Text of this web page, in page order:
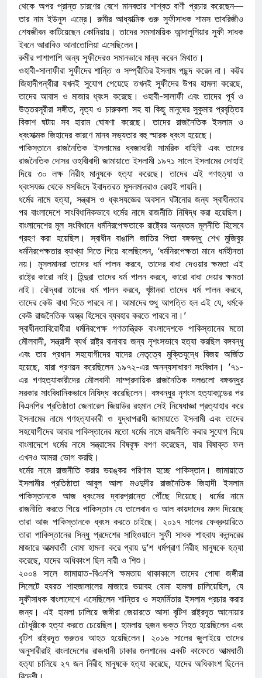
থেকে অপর প্রান্ত চারণের বেশে মানবতার শাশ্বত বাণী প্রচার করেছেন—
তার নাম ইউনুস এম্রে। রুমীর আধ্যাত্মিক গুরু সুফীসাধক শামস তাবরিজীও
শেষজীবন কাটিয়েছেন কোনিয়ায়। তাদের সমসাময়িক আন্দালুশিয়ার সুফী সাধক
ইবনে আরাবিও আনাতোলিয়া এসেছিলেন।
রুমীর পাশাপাশি অন্য সুফীদেরও সমানভাবে মান্য করেন মিথাত।
ওহাবী-সালাফীরা সুফীদের শান্তি ও সম্প্রীতির ইসলাম পছন্দ করেন না। কট্টর
জিহাদীপন্থীরা যখনই সুযোগ পেয়েছে তখনই সুফীদের উপর হামলা করেছে,
তাদের আবাস ও মাজার ধ্বংস করেছে। ওহাবী-সালাফী এবং তাদের পূর্ব ও
উত্তরসূরীরা সঙ্গীত, নৃত্য ও চারুকলা সহ যা কিছু মানুষের সুকুমার প্রবৃত্তির
বিকাশ ঘটায় সব হারাম ঘোষণা করেছে। তাদের রাজনৈতিক ইসলাম ও
ধ্বংসাত্মক জিহাদের কারণে মানব সভ্যতার বহু স্মারক ধ্বংস হয়েছে।
পাকিস্তানে রাজনৈতিক ইসলামের ধ্বজাধারী সামরিক বাহিনী এবং তাদের
রাজনৈতিক দোসর ওহাবীবাদী জামায়াতে ইসলামী ১৯৭১ সালে ইসলামের দোহাই
দিয়ে ৩০ লক্ষ নিরীহ মানুষকে হত্যা করেছে। তাদের এই গণহত্যা ও
ধ্বংসযজ্ঞ থেকে মসজিদে ইবাদতরত মুসলমানরাও রেহাই পায়নি।
ধর্মের নামে হত্যা, সন্ত্রাস ও ধ্বংসযজ্ঞের অবসান ঘটানোর জন্য স্বাধীনতার
পর বাংলাদেশে সাংবিধানিকভাবে ধর্মের নামে রাজনীতি নিষিদ্ধ করা হয়েছিল।
বাংলাদেশের মূল সংবিধানে ধর্মনিরপেক্ষতাকে রাষ্ট্রের অন্যতম মূলনীতি হিসেবে
গ্রহণ করা হয়েছিল। স্বাধীন বাঙালি জাতির পিতা বঙ্গবন্ধু শেখ মুজিবুর
ধর্মনিরপেক্ষতার ব্যাখ্যা দিতে গিয়ে বলেছিলেন, ‘ধর্মনিরপেক্ষতা মানে ধর্মহীনতা
নয়। মুসলমানরা তাদের ধর্ম পালন করবে, তাদের বাধা দেওয়ার ক্ষমতা এই
রাষ্ট্রে কারো নাই। হিন্দুরা তাদের ধর্ম পালন করবে, কারো বাধা দেয়ার ক্ষমতা
নাই। বৌদ্ধরা তাদের ধর্ম পালন করবে, খৃষ্টানরা তাদের ধর্ম পালন করবে,
তাদের কেউ বাধা দিতে পারবে না। আমাদের শুধু আপত্তি হল এই যে, ধর্মকে
কেউ রাজনৈতিক অস্ত্র হিসেবে ব্যবহার করতে পারবে না।’
স্বাধীনতাবিরোধীরা ধর্মনিরপেক্ষ গণতান্ত্রিক বাংলাদেশকে পাকিস্তানের মতো
মৌলবাদী, সন্ত্রাসী ব্যর্থ রাষ্ট্র বানাবার জন্য নৃশংসভাবে হত্যা করছিল বঙ্গবন্ধু
এবং তার প্রধান সহযোগীদের যাদের নেতৃত্বে মুক্তিযুদ্ধে বিজয় অর্জিত
হয়েছে, যারা প্রণয়ন করেছিলেন ১৯৭২-এর অনন্যসাধারণ সংবিধান। ’৭১-
এর গণহত্যাকারীদের মৌলবাদী সাম্প্রদায়িক রাজনৈতিক দলগুলো বঙ্গবন্ধুর
সরকার সাংবিধানিকভাবে নিষিদ্ধ করেছিলেন। বঙ্গবন্ধুর নৃশংস হত্যাকান্ডের পর
বিএনপির প্রতিষ্ঠাতা জেনারেল জিয়াউর রহমান সেই নিষেধাজ্ঞা প্রত্যাহার করে
ইসলামের নামে গণহত্যাকারী ও যুদ্ধাপরাধী জামায়াতে ইসলামী এবং তাদের
সহযোগীদের আবার পাকিস্তানের মতো ধর্মের নামে রাজনীতি করার সুযোগ দিয়ে
বাংলাদেশে ধর্মের নামে সন্ত্রাসের বিষবৃক্ষ বপণ করেছেন, যার বিষাক্ত ফল
এখনও আমরা ভোগ করছি।
ধর্মের নামে রাজনীতি করার ভয়ঙ্কর পরিণাম হচ্ছে পাকিস্তান। জামায়াতে
ইসলামীর প্রতিষ্ঠাতা আবুল আলা মওদুদীর রাজনৈতিক জিহাদী ইসলাম
পাকিস্তানকে আজ ধ্বংসের দ্বারপ্রান্তে পৌঁছে দিয়েছে। ধর্মের নামে
রাজনীতি করতে গিয়ে পাকিস্তান যে তালেবান ও আল কায়দাদের মদদ দিয়েছে
তারা আজ পাকিস্তানকে ধ্বংস করতে চাইছে। ২০১৭ সালের ফেব্রুয়ারিতে
তারা পাকিস্তানের সিন্ধু প্রদেশের সাহিওয়ালে সুফী সাধক শাহবায কলন্দরের
মাজারে আত্মঘাতী বোমা হামলা করে প্রায় দু’শ ধর্মপ্রাণ নিরীহ মানুষকে হত্যা
করেছে, যাদের অধিকাংশ ছিল নারী ও শিশু।
২০০৪ সালে জামায়াত-বিএনপি ক্ষমতায় থাকাকালে তাদের পোষা জঙ্গীরা
সিলেটে হযরত শাহজালালের মাজারে ভয়াবহ বোমা হামলা চালিয়েছিল, যে
সুফীসাধক বাংলাদেশে এসেছিলেন শান্তির ও সহমর্মিতার ইসলাম প্রচার করার
জন্য। এই হামলা চালিয়ে জঙ্গীরা জেয়ারতে আসা বৃটিশ রাষ্ট্রদূত আনোয়ার
চৌধুরীকে হত্যা করতে চেয়েছিল। হামলায় দুজন ভক্ত নিহত হয়েছিলেন এবং
বৃটিশ রাষ্ট্রদূত গুরুতর আহত হয়েছিলেন। ২০১৬ সালের জুলাইয়ে তাদের
অনুসারীরাই বাংলাদেশের রাজধানী ঢাকার গুলশানের একটি কাফেতে আত্মঘাতী
হত্যা চালিয়ে ২৭ জন নিরীহ মানুষকে হত্যা করেছে, যাদের অধিকাংশ ছিলেন